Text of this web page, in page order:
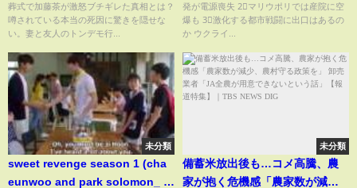
い。妻と友人のトンデモ行動に
怒り心頭。高木ブーといかりや
葬式で加藤茶が激怒ブチギレた真相とは？
噂されている本当の死因に驚きを隠せな
い。妻と友人のトンデモ行...
あるのか。ウクライナ国内の戦
闘状況と諸外国の動きまとめ
発が電源喪失 2⃣マリウポリでは産院に空
爆も 3⃣激化する都市戦闘に出口はあるの
か ウクライ...
未分類
sweet revenge season 1 (cha
eunwoo and park solomon_ ji
未分類
備蓄米放出後も…コメ高騰、農
家が抱く危機感「農家数が減